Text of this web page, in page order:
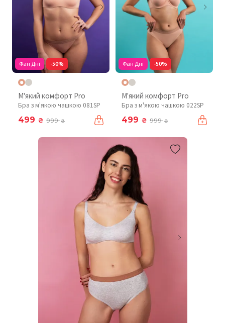
Фан Дні -50%
М'який комфорт Pro
Бра з м'якою чашкою 081SP
499 ₴ 999₴
Фан Дні -50%
М'який комфорт Pro
Бра з м'якою чашкою 022SP
499 ₴ 999₴